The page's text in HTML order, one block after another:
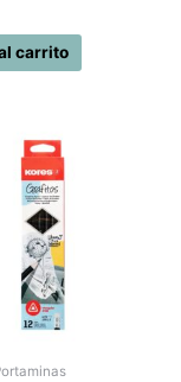
carrito